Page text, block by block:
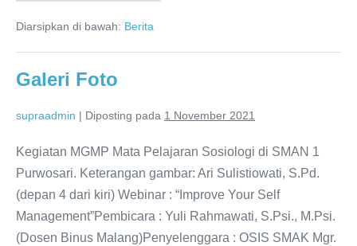
(HGN)
Diarsipkan di bawah: Berita
Galeri Foto
supraadmin | Diposting pada 1 November 2021
Kegiatan MGMP Mata Pelajaran Sosiologi di SMAN 1
Purwosari. Keterangan gambar: Ari Sulistiowati, S.Pd.
(depan 4 dari kiri) Webinar : “Improve Your Self
Management”Pembicara : Yuli Rahmawati, S.Psi., M.Psi.
(Dosen Binus Malang)Penyelenggara : OSIS SMAK Mgr.